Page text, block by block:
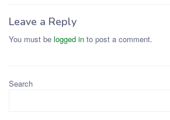
Leave a Reply
You must be logged in to post a comment.
Search